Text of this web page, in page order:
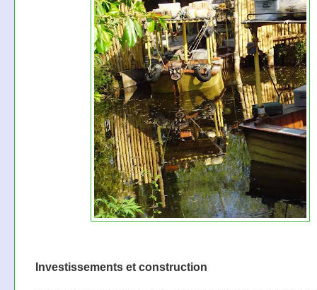
Investissements et construction